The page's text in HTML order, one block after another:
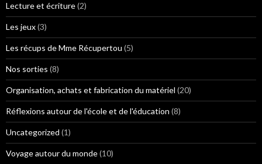
Lecture et écriture(2)
Les jeux(3)
Les récups de Mme Récupertou (5)
Nos sorties (8)
Organisation, achats et fabrication du matériel (20)
Réflexions autour de l'école et de l'éducation (8)
Uncategorized (1)
Voyage autour du monde(10)